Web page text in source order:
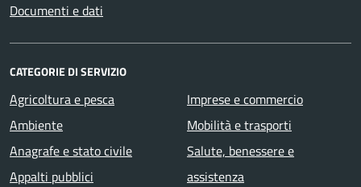
Documenti e dati
CATEGORIE DI SERVIZIO
Agricoltura e pesca
Ambiente
Anagrafe e stato civile
Appalti pubblici
Imprese e commercio
Mobilità e trasporti
Salute, benessere e
assistenza